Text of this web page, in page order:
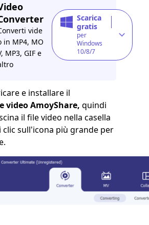
vide
in MP4, MO
MP3, GIF e
Scarica
gratis
per
Windows
10/8/7
e installare il
video AmoyShare, quindi
il file video nella casella
clic sull'icona più grande per